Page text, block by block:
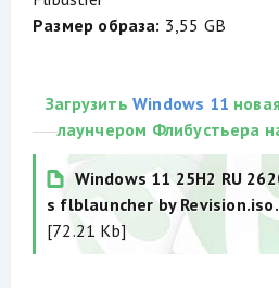
Размер образа: 3,55 GB
Загрузить Windows 11
лаунчером Флибустьера
Windows 11 25H2 RU
s flblauncher by
[72.21 Kb]